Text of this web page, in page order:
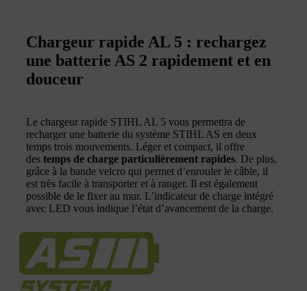
Chargeur rapide AL 5 : rechargez
une batterie AS 2 rapidement et en
douceur
Le chargeur rapide STIHL AL 5 vous permettra de
recharger une batterie du système STIHL AS en deux
temps trois mouvements. Léger et compact, il offre
des temps de charge particulièrement rapides. De plus,
grâce à la bande velcro qui permet d’enrouler le câble, il
est très facile à transporter et à ranger. Il est également
possible de le fixer au mur. L’indicateur de charge intégré
avec LED vous indique l’état d’avancement de la charge.